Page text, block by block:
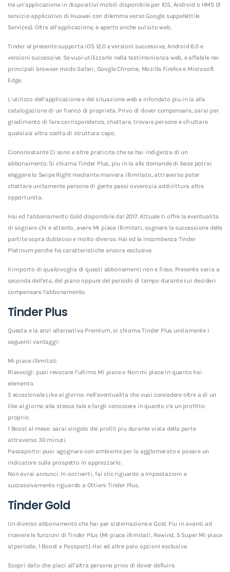
Ha un’applicazione in dispositivi mobili disponibile per IOS, Android o HMS (Il
servizio applicativo di Huawei con dilemma verso Google suppellettile
Services). Oltre all’applicazione, e aperto anche sul sito web.
Tinder al presente supporta iOS 12.0 e versioni successive, Android 6.0 e
versioni successive. Se vuoi utilizzarlo nella testimonianza web, e affabile nei
principali browser modo Safari, Google Chrome, Mozilla Firefox e Microsoft
Edge.
L’utilizzo dell’applicazione e del situazione web e infondato piu in la alla
catalogazione di un fianco di proprieta. Privo di dover compensare, sarai per
gradimento di fare corrispondenze, chattare, trovare persone e sfruttare
qualsiasi altra scelta di struttura capo.
Ciononostante Ci sono e altre praticita che se hai indigenza di un
abbonamento. Si chiama Tinder Plus, piu in la alle domande di base potrai
eleggere lo Swipe Right mediante maniera illimitato, attraverso poter
chattare unitamente persone di gente paesi ovverosia addirittura altre
opportunita.
Hai ed l’abbonamento Gold disponibile dal 2017. Attuale ti offre la eventualita
di sognare chi e attento, avere Mi piace illimitati, sognare la successione delle
partite sopra dubbioso e molto diverso. Hai ed la incombenza Tinder
Platinum perche ha caratteristiche ancora esclusive.
Il importo di qualsivoglia di questi abbonamenti non e fisso. Presente varia a
seconda dell’eta, del piano oppure del periodo di tempo durante cui desideri
compensare l’abbonamento.
Tinder Plus
Questa e la anzi alternativa Premium, si chiama Tinder Plus unitamente i
seguenti vantaggi:
Mi piace illimitati
Riavvolgi: puoi revocare l’ultimo Mi piace o Non mi piace in quanto hai
elemento.
5 eccezionale Like al giorno: nell’eventualita che vuoi concedere oltre a di un
like al giorno alla stessa tale e fargli conoscere in quanto c’e un profitto
proprio.
1 Boost al mese: sarai singolo dei profili piu durante vista della parte
attraverso 30 minuti.
Passaporto: puoi agognare con ambiente per la agglomerato e posare un
indicatore sulla prospetto in apprezzarlo.
Non avrai annunci. In iscriverti, fai clic riguardo a Impostazioni e
successivamente riguardo a Ottieni Tinder Plus.
Tinder Gold
Un diverso abbonamento che hai per sistemazione e Gold. Piu in avanti ad
ricevere le funzioni di Tinder Plus (Mi piace illimitati, Rewind, 5 Super Mi piace
al periodo, 1 Boost e Passport). Hai ed altre paio opzioni esclusive.
Scopri dato che piaci all’altra persona privo di dover defluire.